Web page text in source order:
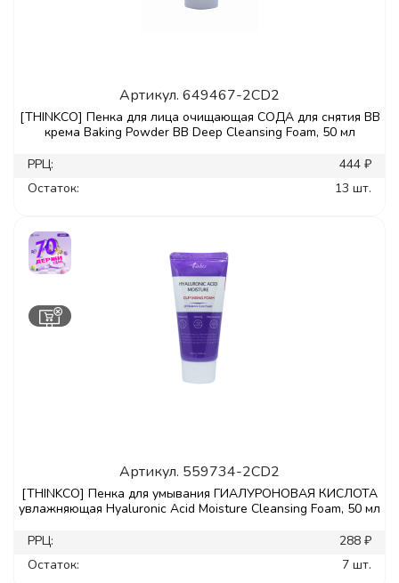
Артикул. 649467-2CD2
[THINKCO] Пенка для лица очищающая СОДА для снятия ВВ
крема Baking Powder ВВ Deep Cleansing Foam, 50 мл
РРЦ:
444 ₽
Остаток:
13 шт.
Артикул. 559734-2CD2
[THINKCO] Пенка для умывания ГИАЛУРОНОВАЯ КИСЛОТА
увлажняющая Hyaluronic Acid Moisture Cleansing Foam, 50 мл
РРЦ:
288 ₽
Остаток:
7 шт.